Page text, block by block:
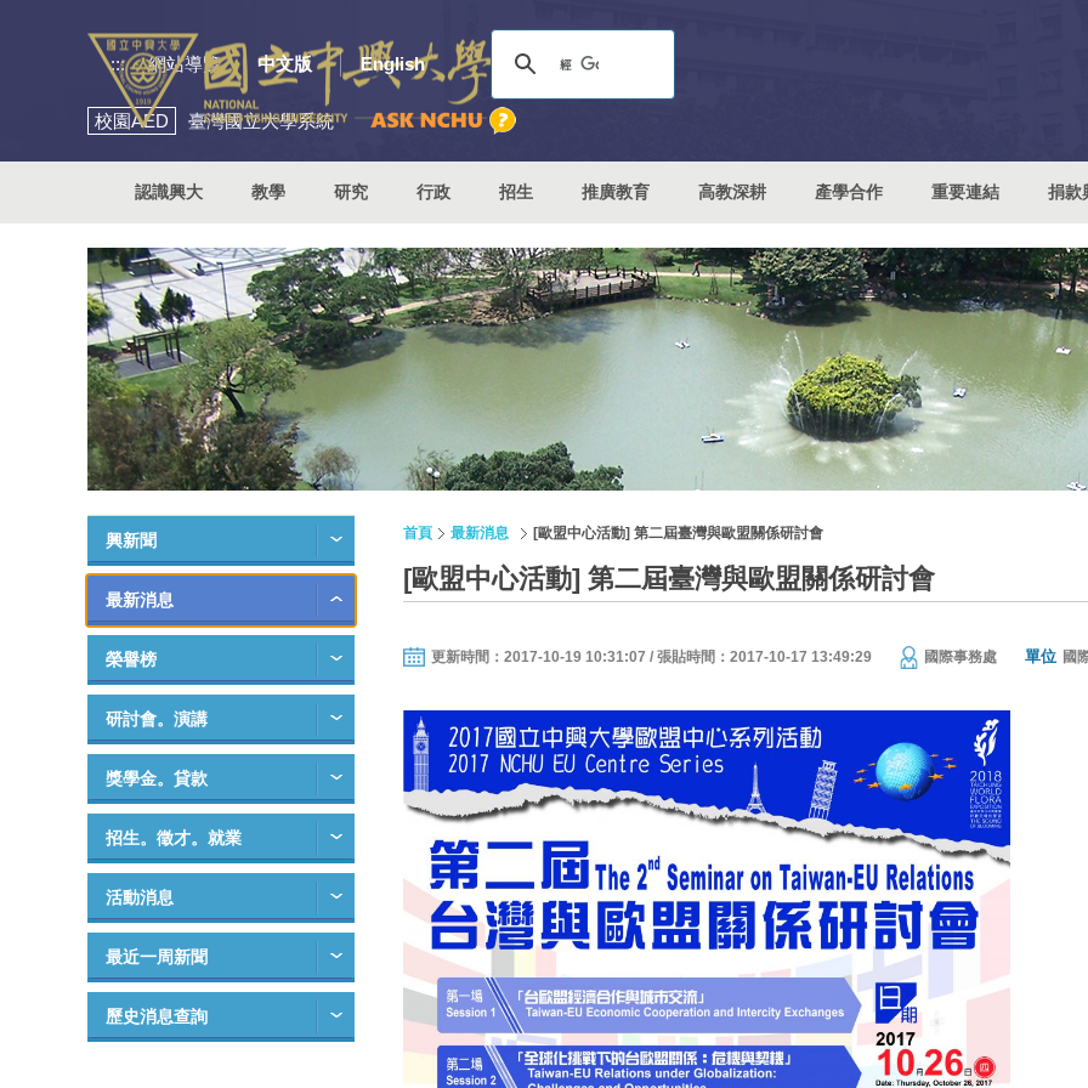
::: 網站導覽 中文版 English
校園AED 臺灣國立大學系統
認識興大 教學 研究 行政 招生 推廣教育 高教深耕 產學合作 重要連結 捐款
興新聞
最新消息
榮譽榜
研討會。演講
獎學金。貸款
招生。徵才。就業
活動消息
最近一周新聞
歷史消息查詢
首頁 最新消息 [歐盟中心活動] 第二屆臺灣與歐盟關係研討會
[歐盟中心活動] 第二屆臺灣與歐盟關係研討會
更新時間：2017-10-19 10:31:07 / 張貼時間：2017-10-17 13:49:29 國際事務處 單位 國